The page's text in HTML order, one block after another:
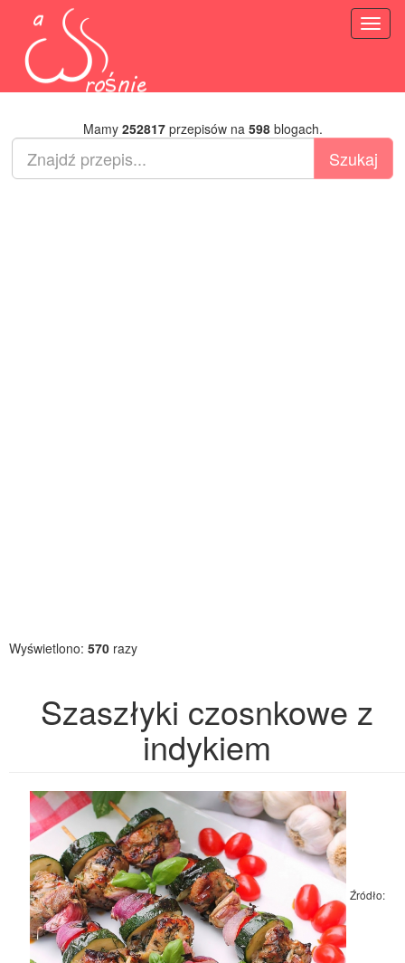
Mamy 252817przepisów na 598blogach.
Wyświetlono: 570 razy
Szaszłyki czosnkowe z
indykiem
Źródło: